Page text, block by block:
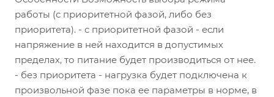
работы (с приоритетной фазой, либо без
приоритета). - с приоритетной фазой - если
напряжение в ней находится в допустимых
пределах, то питание будет производиться от нее.
- без приоритета - нагрузка будет подключена к
произвольной фазе пока ее параметры в норме, в